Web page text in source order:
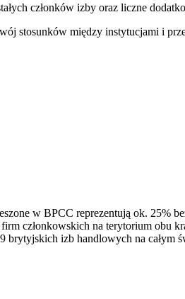
członków izby oraz liczne
stosunków między instytucjami i
w BPCC reprezentują ok. 25%
członkowskich na terytorium obu
brytyjskich izb handlowych na całym